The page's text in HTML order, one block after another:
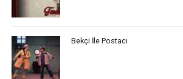
Bekçi İle Postacı